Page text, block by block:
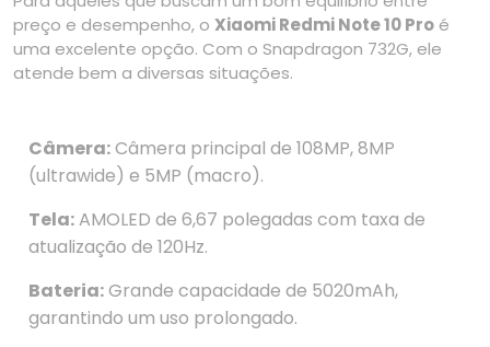
preço e desempenho, o Xiaomi Redmi Note 10 Pro é
uma excelente opção. Com o Snapdragon 732G, ele
atende bem a diversas situações.
Câmera:Câmera principal de 108MP, 8MP
(ultrawide) e 5MP (macro).
Tela:AMOLED de 6,67 polegadas com taxa de
atualização de 120Hz.
Bateria:Grande capacidade de 5020mAh,
garantindo um uso prolongado.